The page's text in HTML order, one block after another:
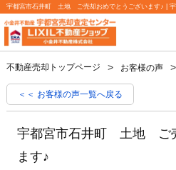
宇都宮市石井町 土地 ご売却おめでとうございます♪ | 宇
不動産売却トップページ お客様の声
＜＜ お客様の声一覧へ戻る
宇都宮市石井町 土地 ご
ます♪